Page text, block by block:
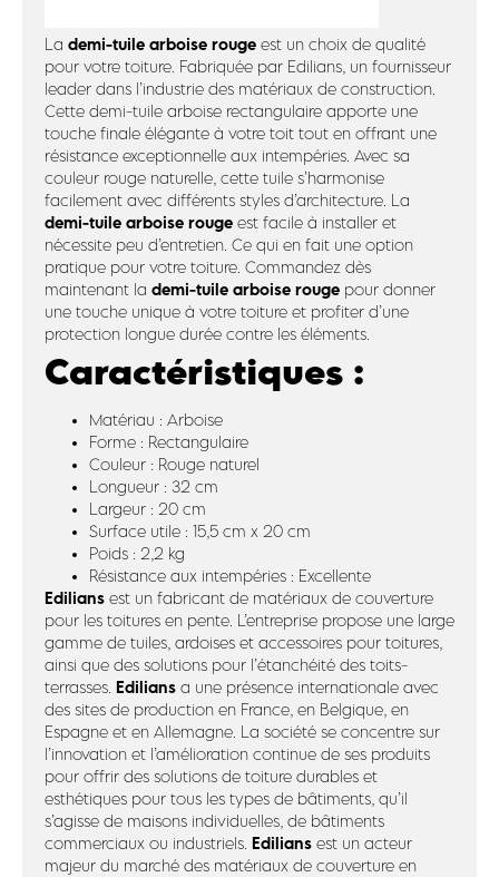
La demi-tuile arboise rouge est un choix de qualité
pour votre toiture. Fabriquée par Edilians, un fournisseur
leader dans l’industrie des matériaux de construction.
Cette demi-tuile arboise rectangulaire apporte une
touche finale élégante à votre toit tout en offrant une
résistance exceptionnelle aux intempéries. Avec sa
couleur rouge naturelle, cette tuile s’harmonise
facilement avec différents styles d’architecture. La
demi-tuile arboise rouge est facile à installer et
nécessite peu d’entretien. Ce qui en fait une option
pratique pour votre toiture. Commandez dès
maintenant la demi-tuile arboise rouge pour donner
une touche unique à votre toiture et profiter d’une
protection longue durée contre les éléments.
Caractéristiques :
Matériau : Arboise
Forme : Rectangulaire
Couleur : Rouge naturel
Longueur : 32 cm
Largeur : 20 cm
Surface utile : 15,5 cm x 20 cm
Poids : 2,2 kg
Résistance aux intempéries : Excellente
Edilians est un fabricant de matériaux de couverture
pour les toitures en pente. L’entreprise propose une large
gamme de tuiles, ardoises et accessoires pour toitures,
ainsi que des solutions pour l’étanchéité des toits-
terrasses. Edilians a une présence internationale avec
des sites de production en France, en Belgique, en
Espagne et en Allemagne. La société se concentre sur
l’innovation et l’amélioration continue de ses produits
pour offrir des solutions de toiture durables et
esthétiques pour tous les types de bâtiments, qu’il
s’agisse de maisons individuelles, de bâtiments
commerciaux ou industriels. Edilians est un acteur
majeur du marché des matériaux de couverture en